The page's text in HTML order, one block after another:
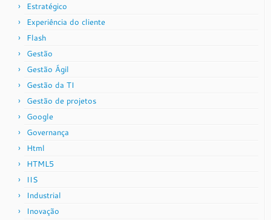
Estratégico
Experiência do cliente
Flash
Gestão
Gestão Ágil
Gestão da TI
Gestão de projetos
Google
Governança
Html
HTML5
IIS
Industrial
Inovação